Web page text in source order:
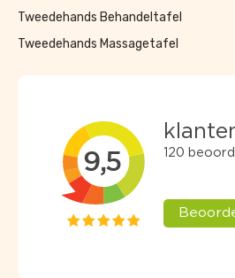
Tweedehands Behandeltafel
Tweedehands Massagetafel